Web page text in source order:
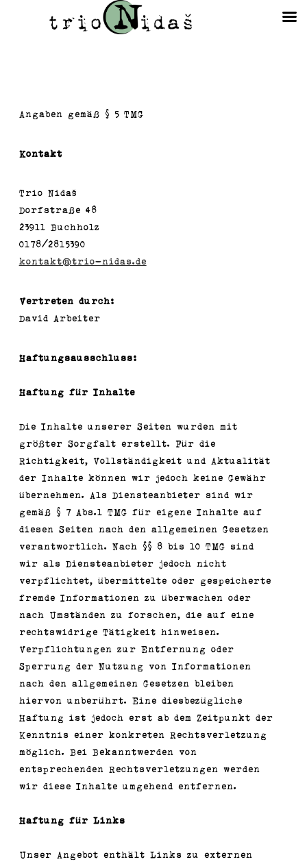
Angaben gemäß § 5 TMG
Kontakt
Trio Nidaš
Dorfstraße 48
23911 Buchholz
0178/2815390
kontakt@trio-nidas.de
Vertreten durch:
David Arbeiter
Haftungsausschluss:
Haftung für Inhalte
Die Inhalte unserer Seiten wurden mit
größter Sorgfalt erstellt. Für die
Richtigkeit, Vollständigkeit und Aktualität
der Inhalte können wir jedoch keine Gewähr
übernehmen. Als Diensteanbieter sind wir
gemäß § 7 Abs.1 TMG für eigene Inhalte auf
diesen Seiten nach den allgemeinen Gesetzen
verantwortlich. Nach §§ 8 bis 10 TMG sind
wir als Diensteanbieter jedoch nicht
verpflichtet, übermittelte oder gespeicherte
fremde Informationen zu überwachen oder
nach Umständen zu forschen, die auf eine
rechtswidrige Tätigkeit hinweisen.
Verpflichtungen zur Entfernung oder
Sperrung der Nutzung von Informationen
nach den allgemeinen Gesetzen bleiben
hiervon unberührt. Eine diesbezügliche
Haftung ist jedoch erst ab dem Zeitpunkt der
Kenntnis einer konkreten Rechtsverletzung
möglich. Bei Bekanntwerden von
entsprechenden Rechtsverletzungen werden
wir diese Inhalte umgehend entfernen.
Haftung für Links
Unser Angebot enthält Links zu externen